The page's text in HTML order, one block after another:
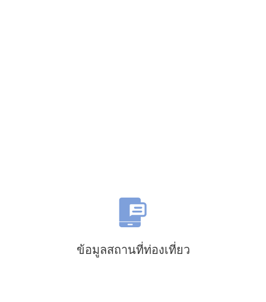
ข้อมูลสถานที่ท่องเที่ยว